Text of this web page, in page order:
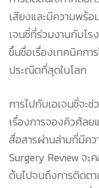
เสียงและมีความพร้อ
เจนซี่ที่ร่วมงานกับโร
ขึ้นชื่อเรื่องเทคนิคก
ประณีตที่สุดในโลก
การไปกับเอเจนซี่จะ
เรื่องการจองคิวศัล
สื่อสารผ่านล่ามที่มีคว
Surgery Review จ
ต้นไปจนถึงการติดตา